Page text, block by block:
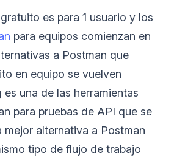
es para 1 usuario y los
para equipos comienzan en
a Postman que
en equipo se vuelven
una de las herramientas
para pruebas de API que se
alternativa a Postman
tipo de flujo de trabajo